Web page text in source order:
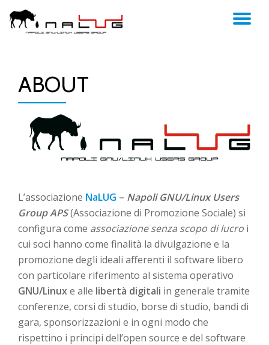
Skip
ABOUT
L’associazione NaLUG – Napoli GNU/Linux Users
Group APS(Associazione di Promozione Sociale) si
configura come associazione senza scopo di lucro i
cui soci hanno come finalità la divulgazione e la
promozione degli ideali afferenti il software libero
con particolare riferimento al sistema operativo
GNU/Linuxe alle libertà digitali in generale tramite
conferenze, corsi di studio, borse di studio, bandi di
gara, sponsorizzazioni e in ogni modo che
rispettino i principi dell’open source e del software